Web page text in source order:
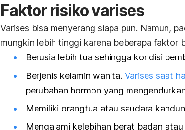
Faktor risiko varises
Varises bisa menyerang siapa pun. Namun,
mungkin lebih tinggi karena beberapa faktor
Berusia lebih tua sehingga kondisi
Berjenis kelamin wanita. Varises saat
perubahan hormon yang
Memiliki orangtua atau saudara
Mengalami kelebihan berat badan